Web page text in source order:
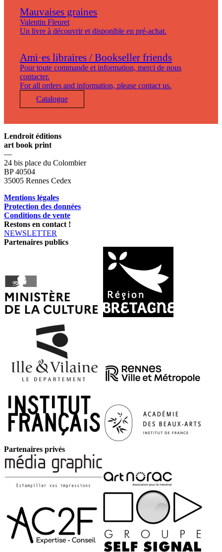
Mauvaises graines
Valentin Fleuret
Un livre à découvrir et disponible en pré-achat.
Ami·es libraires / Bookseller friends
Pour toute commande et information, merci de nous
contacter.
For all orders and information, please contact us.
Catalogue
Lendroit éditions
art book print
—
24 bis place du Colombier
BP 40504
35005 Rennes Cedex
Mentions légales
Protection des données
Conditions de vente
Restons en contact !
NEWSLETTER
Partenaires publics
Partenaires privés